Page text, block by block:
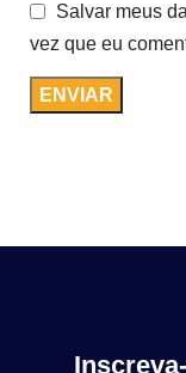
Salvar meus
vez que eu